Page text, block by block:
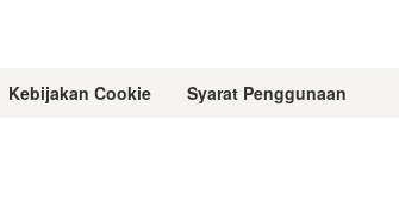
Kebijakan Cookie Syarat Penggunaan